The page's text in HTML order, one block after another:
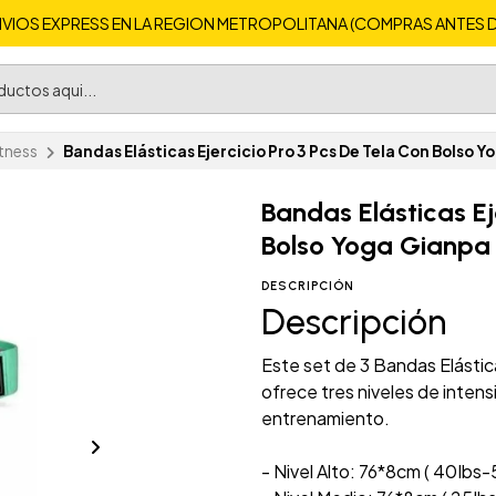
EXPRESS EN LA REGION METROPOLITANA (COMPRAS ANTES
Bandas Elásticas Ejercicio Pro 3 Pcs De Tela Con Bolso
Bandas Elásticas
Bolso Yoga Gianpa
DESCRIPCIÓN
Descripción
Este set de 3 Bandas
ofrece tres niveles de
entrenamiento.
- Nivel Alto: 76*8cm (